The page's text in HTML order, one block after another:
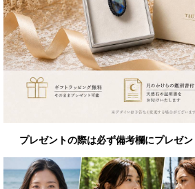
プレゼントの際は必ず備考欄にプレゼン